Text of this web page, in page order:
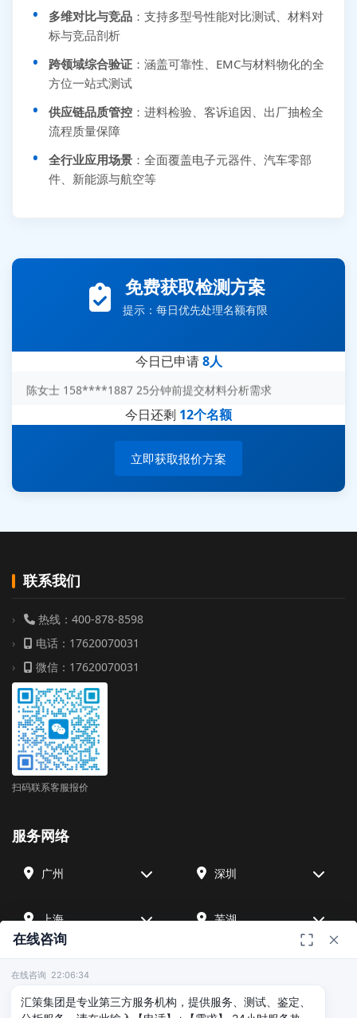
多维对比与竞品 ：支持多型号性能对比测试、材料对
标与竞品剖析
跨领域综合验证 ：涵盖可靠性、EMC与材料物化的全
方位一站式测试
供应链品质管控 ：进料检验、客诉追因、出厂抽检全
流程质量保障
全行业应用场景 ：全面覆盖电子元器件、汽车零部
件、新能源与航空等
免费获取检测方案
提示：每日优先处理名额有限
今日已申请8人
王经理 186****9012 7分钟前提交并网/涉网试验需求
赵总 135****7688 12分钟前提交芯片失效分析需求
陈女士 158****1887 25分钟前提交材料分析需求
杨经理 187****6696 30分钟前提交无人机测试需求
周总 136****0539 35分钟前提交机器人测试需求
今日还剩 12个名额
立即获取报价方案
联系我们
热线：400-878-8598
电话：17620070031
微信：17620070031
扫码联系客服报价
服务网络
广州 深圳
上海 芜湖
北京 武汉
在线咨询
在线咨询 22:06:34
汇策集团是专业第三方服务机构，提供服务、测试、鉴定、